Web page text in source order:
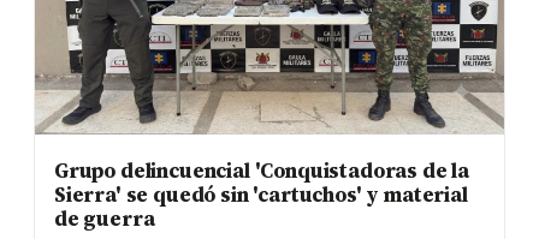
Grupo delincuencial 'Conquistadoras de la
Sierra' se quedó sin 'cartuchos' y material
de guerra